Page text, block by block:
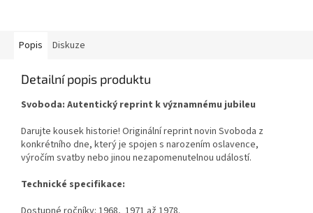
Popis Diskuze
Detailní popis produktu
Svoboda: Autentický reprint k významnému jubileu
Darujte kousek historie! Originální reprint novin Svoboda z
konkrétního dne, který je spojen s narozením oslavence,
výročím svatby nebo jinou nezapomenutelnou událostí.
Technické specifikace: